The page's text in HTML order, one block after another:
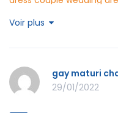
black christian dior black
white jersey
Voir plus
gay maturi
29/01/2022